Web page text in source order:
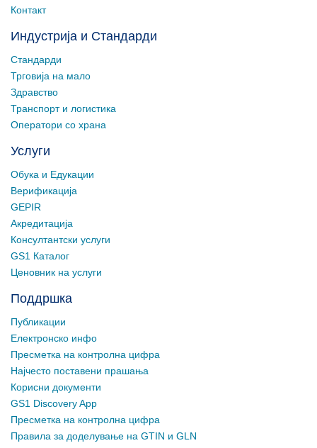
Контакт
Индустрија и Стандарди
Стандарди
Трговија на мало
Здравство
Транспорт и логистика
Оператори со храна
Услуги
Обука и Едукации
Верификација
GEPIR
Акредитација
Консултантски услуги
GS1 Каталог
Ценовник на услуги
Поддршка
Публикации
Електронско инфо
Пресметка на контролна цифра
Најчесто поставени прашања
Корисни документи
GS1 Discovery App
Пресметка на контролна цифра
Правила за доделување на GTIN и GLN